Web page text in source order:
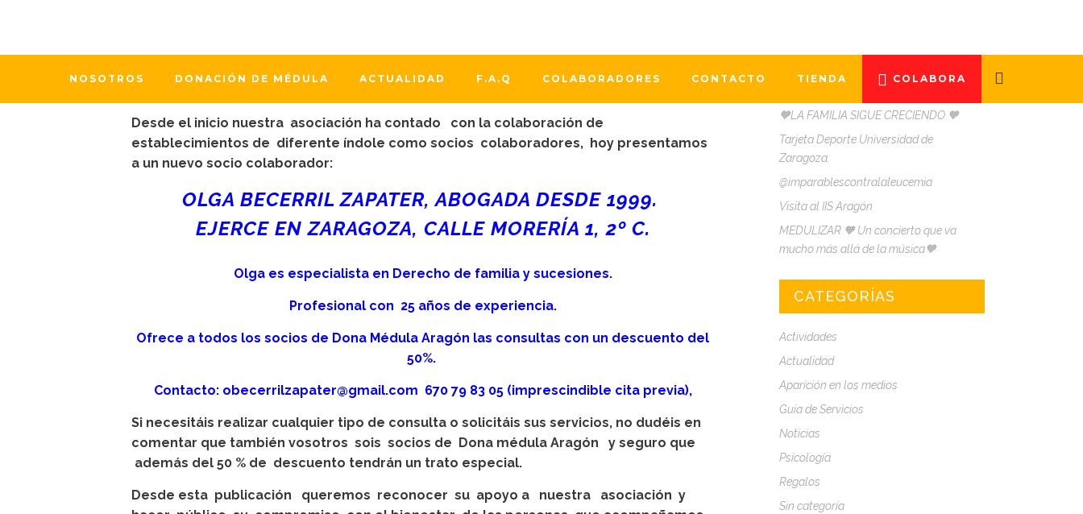
NOSOTROS DONACIÓN DE MÉDULA ACTUALIDAD F.A.Q COLABORADORES CONTACTO TIENDA COLABORA
OLGA BECERRIL ZAPATER
Desde el inicio nuestra asociación ha contado con la colaboración de
establecimientos de diferente índole como socios colaboradores, hoy presentamos
a un nuevo socio colaborador:
OLGA BECERRIL ZAPATER, ABOGADA DESDE 1999.
EJERCE EN ZARAGOZA, CALLE MORERÍA 1, 2º C.
Olga es especialista en Derecho de familia y sucesiones.
Profesional con 25 años de experiencia.
Ofrece a todos los socios de Dona Médula Aragón las consultas con un descuento del
50%.
Contacto: obecerrilzapater@gmail.com 670 79 83 05 (imprescindible cita previa),
Si necesitáis realizar cualquier tipo de consulta o solicitáis sus servicios, no dudéis en
comentar que también vosotros sois socios de Dona médula Aragón y seguro que
además del 50 % de descuento tendrán un trato especial.
Desde esta publicación queremos reconocer su apoyo a nuestra asociación y
ENTRADAS
RECIENTES
🧡LA FAMILIA SIGUE CRECIENDO 🧡
Tarjeta Deporte Universidad de
Zaragoza.
@imparablescontralaleucemia
Visita al IIS Aragón
MEDULIZAR 🧡 Un concierto que va
mucho más allá de la música🧡
CATEGORÍAS
Actividades
Actualidad
Aparición en los medios
Guía de Servicios
Noticias
Psicología
Regalos
Sin categoría